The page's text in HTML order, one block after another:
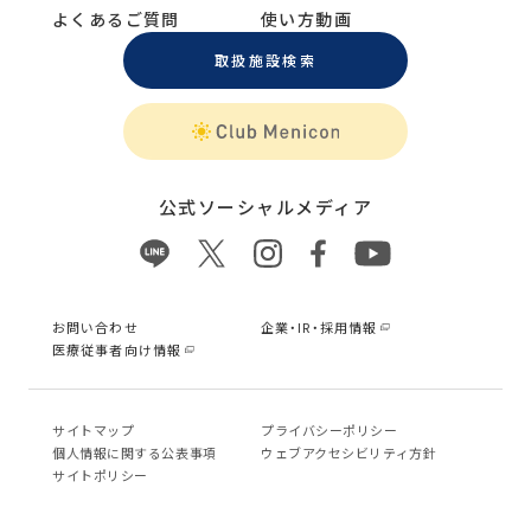
よくあるご質問 使い方動画
取扱施設検索
公式ソーシャルメディア
お問い合わせ
企業・IR・採用情報
医療従事者向け情報
サイトマップ
プライバシーポリシー
個⼈情報に関する公表事項
ウェブアクセシビリティ方針
サイトポリシー